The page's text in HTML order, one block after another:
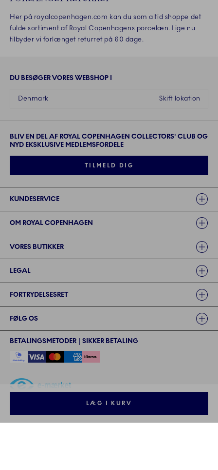
LÆG I KURV
Her på royalcopenhagen.com kan du som altid shoppe det
fulde sortiment af Royal Copenhagens porcelæn. Lige nu
tilbyder vi forlænget returret på 60 dage.
DU BESØGER VORES WEBSHOP I
Skift lokation
Denmark
BLIV EN DEL AF ROYAL COPENHAGEN COLLECTORS' CLUB OG
NYD EKSKLUSIVE MEDLEMSFORDELE
TILMELD DIG
KUNDESERVICE
OM ROYAL COPENHAGEN
VORES BUTIKKER
LEGAL
FORTRYDELSESRET
FØLG OS
BETALINGSMETODER | SIKKER BETALING
©2024 ROYAL COPENHAGEN - - Fiskars Denmark (Vita) A/S
©2024 ROYAL COPENHAGEN - Fiskars Denmark (Vita) A/S - CVR: 26
57 35 72